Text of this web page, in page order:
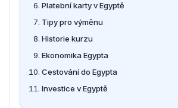
Platební karty v Egyptě
Tipy pro výměnu
Historie kurzu
Ekonomika Egypta
Cestování do Egypta
Investice v Egyptě